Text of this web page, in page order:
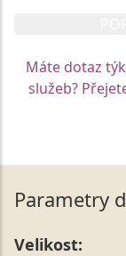
Máte dotaz
služeb?
Parametry
Velikost: